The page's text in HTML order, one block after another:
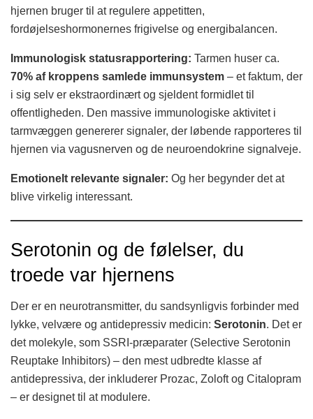
hjernen bruger til at regulere appetitten,
fordøjelseshormonernes frigivelse og energibalancen.
Immunologisk statusrapportering: Tarmen huser ca.
70% af kroppens samlede immunsystem – et faktum, der
i sig selv er ekstraordinært og sjeldent formidlet til
offentligheden. Den massive immunologiske aktivitet i
tarmvæggen genererer signaler, der løbende rapporteres til
hjernen via vagusnerven og de neuroendokrine signalveje.
Emotionelt relevante signaler: Og her begynder det at
blive virkelig interessant.
Serotonin og de følelser, du
troede var hjernens
Der er en neurotransmitter, du sandsynligvis forbinder med
lykke, velvære og antidepressiv medicin: Serotonin. Det er
det molekyle, som SSRI-præparater (Selective Serotonin
Reuptake Inhibitors) – den mest udbredte klasse af
antidepressiva, der inkluderer Prozac, Zoloft og Citalopram
– er designet til at modulere.